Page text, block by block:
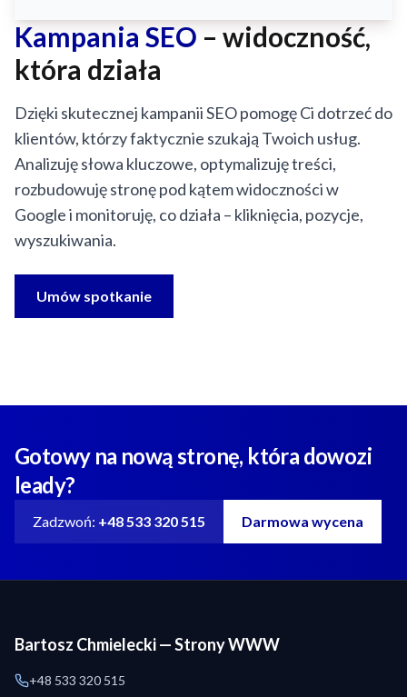
Kampania SEO – widoczność,
która działa
Dzięki skutecznej kampanii SEO pomogę Ci dotrzeć do
klientów, którzy faktycznie szukają Twoich usług.
Analizuję słowa kluczowe, optymalizuję treści,
rozbudowuję stronę pod kątem widoczności w
Google i monitoruję, co działa – kliknięcia, pozycje,
wyszukiwania.
Umów spotkanie
Gotowy na nową stronę, która dowozi
leady?
Zadzwoń: +48 533 320 515 Darmowa wycena
Bartosz Chmielecki — Strony WWW
+48 533 320 515